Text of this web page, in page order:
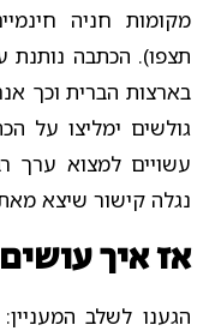
מקומות חניה
תצפו). הכתבה נותנת
בארצות הברית וכך
גולשים ימליצו על
עשויים למצוא ערך
נגלה קישור שיצא
אז איך
הגענו לשלב